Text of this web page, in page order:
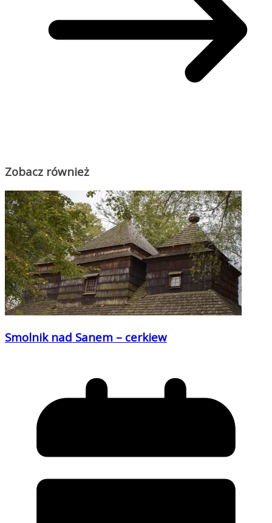
Zobacz również
Smolnik nad Sanem – cerkiew